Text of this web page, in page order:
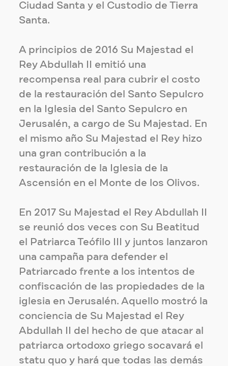
Ciudad Santa y el Custodio de Tierra
Santa.
A principios de 2016 Su Majestad el
Rey Abdullah II emitió una
recompensa real para cubrir el costo
de la restauración del Santo Sepulcro
en la Iglesia del Santo Sepulcro en
Jerusalén, a cargo de Su Majestad. En
el mismo año Su Majestad el Rey hizo
una gran contribución a la
restauración de la Iglesia de la
Ascensión en el Monte de los Olivos.
En 2017 Su Majestad el Rey Abdullah II
se reunió dos veces con Su Beatitud
el Patriarca Teófilo III y juntos lanzaron
una campaña para defender el
Patriarcado frente a los intentos de
confiscación de las propiedades de la
iglesia en Jerusalén. Aquello mostró la
conciencia de Su Majestad el Rey
Abdullah II del hecho de que atacar al
patriarca ortodoxo griego socavará el
statu quo y hará que todas las demás